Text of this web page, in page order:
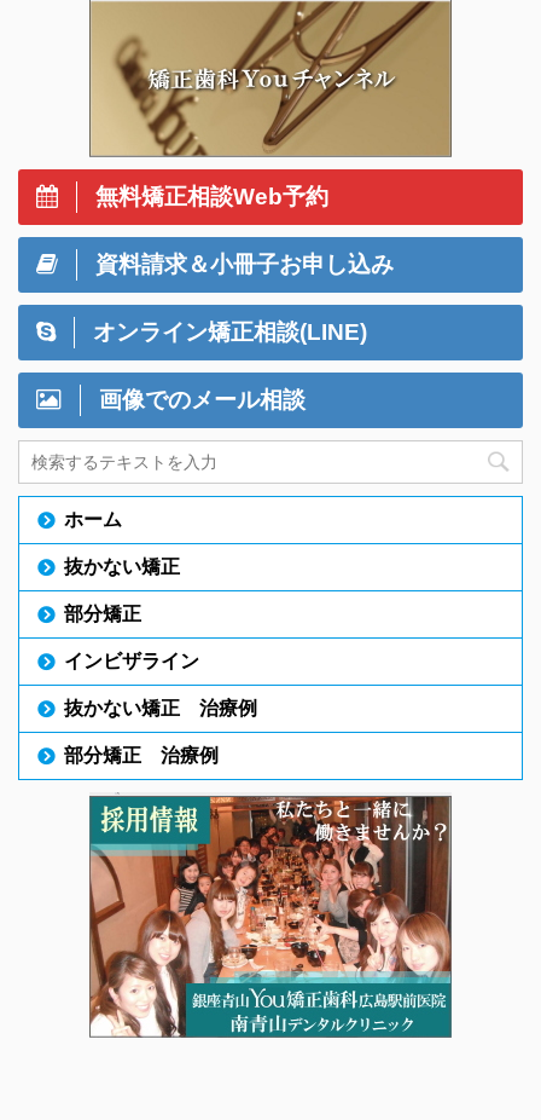
無料矯正相談Web予約
資料請求＆小冊子お申し込み
オンライン矯正相談(LINE)
画像でのメール相談
ホーム
抜かない矯正
部分矯正
インビザライン
抜かない矯正 治療例
部分矯正 治療例